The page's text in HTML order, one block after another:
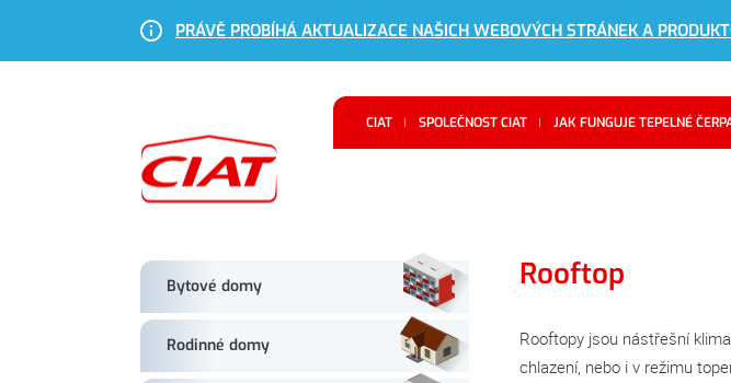
PRÁVĚ PROBÍHÁ AKTUALIZACE NAŠICH WEBOVÝCH STRÁNEK A
Navigace
CIAT SPOLEČNOST CIAT JAK FUNGUJE TEPELNÉ
Rooftop
Rooftopy jsou nástřešní
chlazení, nebo i v režimu
Bytové domy
Rodinné domy